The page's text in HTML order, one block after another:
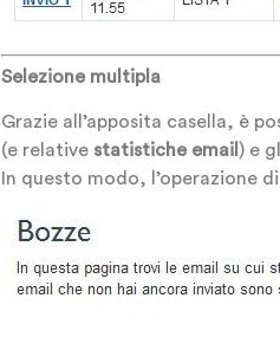
Selezione multipla
Grazie all’apposita casella, è
(e relative statistiche email ) e
In questo modo, l’operazione